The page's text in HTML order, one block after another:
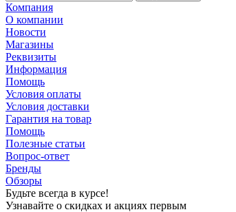
Компания
О компании
Новости
Магазины
Реквизиты
Информация
Помощь
Условия оплаты
Условия доставки
Гарантия на товар
Помощь
Полезные статьи
Вопрос-ответ
Бренды
Обзоры
Будьте всегда в курсе!
Узнавайте о скидках и акциях первым